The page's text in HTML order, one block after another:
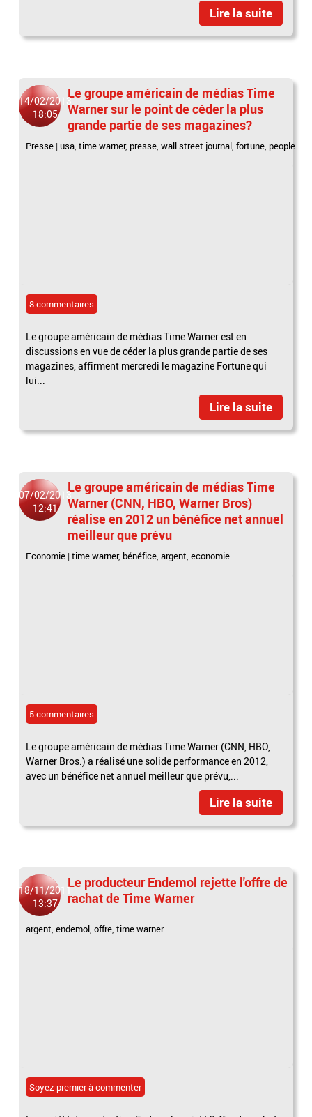
Lire la suite
14/02/2013
18:05
Le groupe américain de médias Time
Warner sur le point de céder la plus
grande partie de ses magazines?
Presse |usa,time warner, presse,wall street journal,fortune, people
8 commentaires
Le groupe américain de médias Time Warner est en
discussions en vue de céder la plus grande partie de ses
magazines, affirment mercredi le magazine Fortune qui
lui...
Lire la suite
07/02/2013
12:41
Le groupe américain de médias Time
Warner (CNN, HBO, Warner Bros)
réalise en 2012 un bénéfice net annuel
meilleur que prévu
Economie |time warner, bénéfice,argent,economie
5 commentaires
Le groupe américain de médias Time Warner (CNN, HBO,
Warner Bros.) a réalisé une solide performance en 2012,
avec un bénéfice net annuel meilleur que prévu,...
Lire la suite
18/11/2011
13:37
Le producteur Endemol rejette l'offre de
rachat de Time Warner
argent,endemol,offre,time warner
Soyez premier à commenter